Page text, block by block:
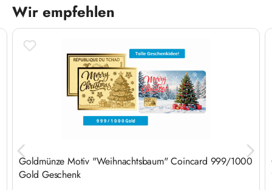
Wir empfehlen
Produktgalerie überspringen
Goldmünze Motiv "Weihnachtsbaum" Coincard 999/1000
Gold Geschenk